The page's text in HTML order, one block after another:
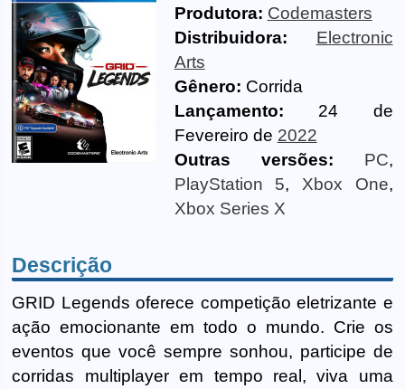
Produtora: Codemasters
Distribuidora:
Electronic
Arts
Gênero: Corrida
Lançamento: 24 de
Fevereiro de 2022
Outras versões:
PC,
PlayStation 5, Xbox One,
Xbox Series X
Descrição
GRID Legends oferece competição eletrizante e
ação emocionante em todo o mundo. Crie os
eventos que você sempre sonhou, participe de
corridas multiplayer em tempo real, viva uma